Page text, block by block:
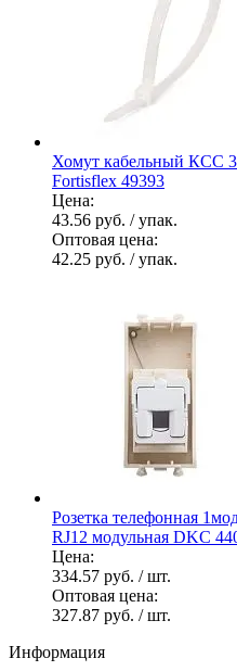
Хомут кабельный КСС
Fortisflex 49393
Цена:
43.56 руб. / упак.
Оптовая цена:
42.25 руб. / упак.
Розетка телефонная
RJ12 модульная DKC
Цена:
334.57 руб. / шт.
Оптовая цена:
327.87 руб. / шт.
Информация